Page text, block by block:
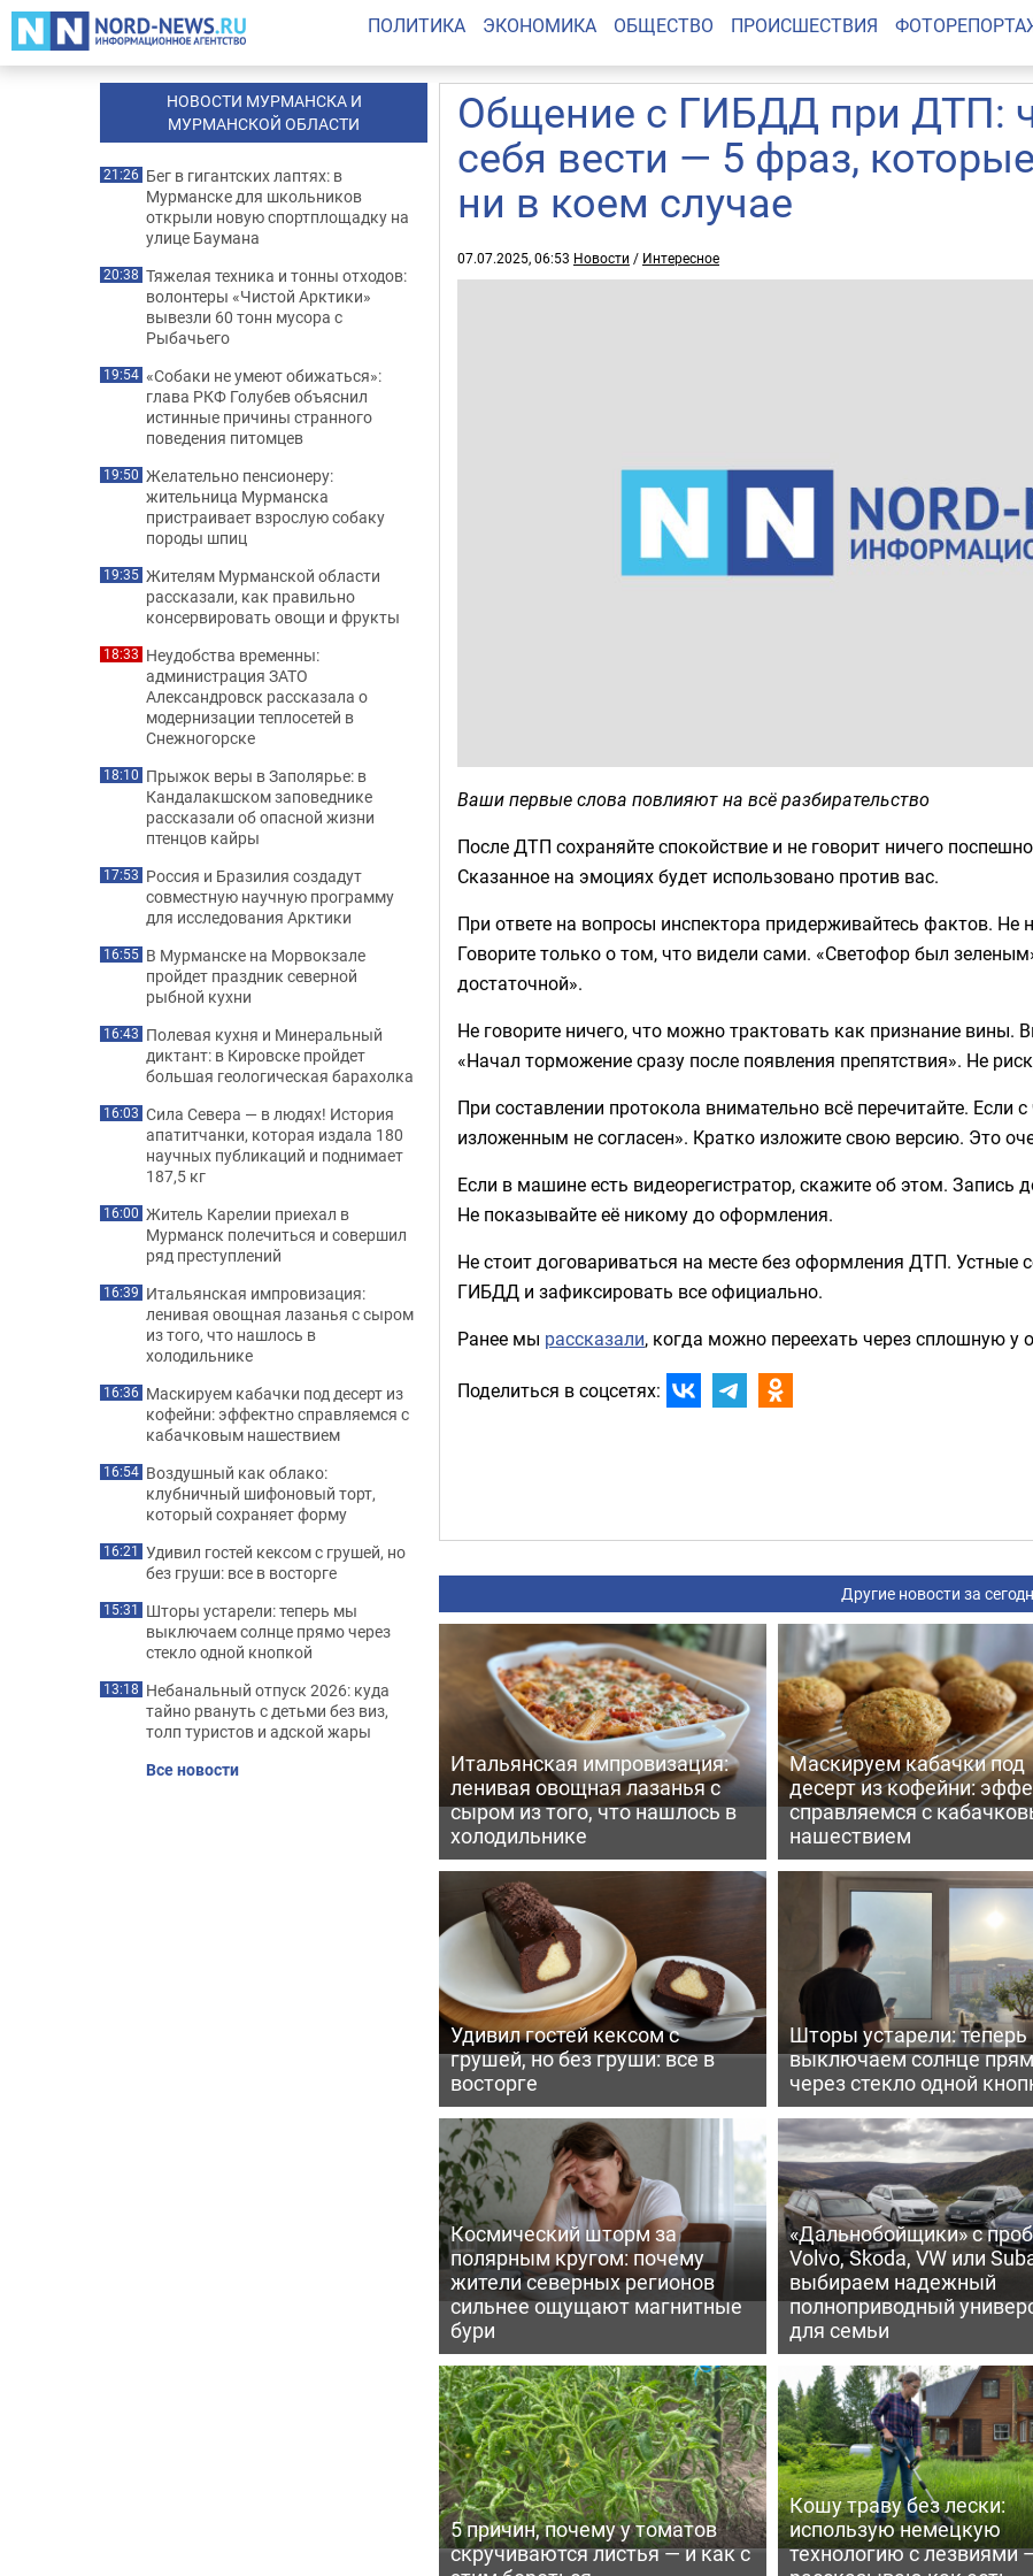
ПОЛИТИКА ЭКОНОМИКА ОБЩЕСТВО ПРОИСШЕСТВИЯ
Общение с ГИБДД при ДТП:
себя вести — 5 фраз,
ни в коем случае
07.07.2025, 06:53 Новости / Интересное
Ваши первые слова повлияют на всё разбирательство
После ДТП сохраняйте спокойствие и не говорит ничего
Сказанное на эмоциях будет использовано против вас.
При ответе на вопросы инспектора придерживайтесь фактов.
Говорите только о том, что видели сами. «Светофор был
достаточной».
Не говорите ничего, что можно трактовать как признание вины.
«Начал торможение сразу после появления препятствия». Не
При составлении протокола внимательно всё перечитайте. Если
изложенным не согласен». Кратко изложите свою версию. Это
Если в машине есть видеорегистратор, скажите об этом.
Не показывайте её никому до оформления.
Не стоит договариваться на месте без оформления ДТП.
ГИБДД и зафиксировать все официально.
Ранее мы рассказали, когда можно переехать через сплошную у
Поделиться в соцсетях:
Другие новости за
Итальянская импровизация:
ленивая овощная лазанья с
сыром из того, что нашлось в
холодильнике
Маскируем кабачки под
десерт из кофейни:
справляемся с
нашествием
Удивил гостей кексом с
грушей, но без груши: все в
восторге
Шторы устарели:
выключаем солнце
через стекло одной
Космический шторм за
полярным кругом: почему
жители северных регионов
сильнее ощущают магнитные
бури
«Дальнобойщики» с
Volvo, Skoda, VW или
выбираем надежный
полноприводный
для семьи
5 причин, почему у томатов
скручиваются листья — и как с
Кошу траву без лески:
использую немецкую
технологию с лезвиями
НОВОСТИ МУРМАНСКА И
МУРМАНСКОЙ ОБЛАСТИ
21:26 Бег в гигантских лаптях: в
Мурманске для школьников
открыли новую спортплощадку на
улице Баумана
20:38 Тяжелая техника и тонны отходов:
волонтеры «Чистой Арктики»
вывезли 60 тонн мусора с
Рыбачьего
19:54 «Собаки не умеют обижаться»:
глава РКФ Голубев объяснил
истинные причины странного
поведения питомцев
19:50 Желательно пенсионеру:
жительница Мурманска
пристраивает взрослую собаку
породы шпиц
19:35 Жителям Мурманской области
рассказали, как правильно
консервировать овощи и фрукты
18:33 Неудобства временны:
администрация ЗАТО
Александровск рассказала о
модернизации теплосетей в
Снежногорске
18:10 Прыжок веры в Заполярье: в
Кандалакшском заповеднике
рассказали об опасной жизни
птенцов кайры
17:53 Россия и Бразилия создадут
совместную научную программу
для исследования Арктики
16:55 В Мурманске на Морвокзале
пройдет праздник северной
рыбной кухни
16:43 Полевая кухня и Минеральный
диктант: в Кировске пройдет
большая геологическая барахолка
16:03 Сила Севера — в людях! История
апатитчанки, которая издала 180
научных публикаций и поднимает
187,5 кг
16:00 Житель Карелии приехал в
Мурманск полечиться и совершил
ряд преступлений
16:39 Итальянская импровизация:
ленивая овощная лазанья с сыром
из того, что нашлось в
холодильнике
16:36 Маскируем кабачки под десерт из
кофейни: эффектно справляемся с
кабачковым нашествием
16:54 Воздушный как облако:
клубничный шифоновый торт,
который сохраняет форму
16:21 Удивил гостей кексом с грушей, но
без груши: все в восторге
15:31 Шторы устарели: теперь мы
выключаем солнце прямо через
стекло одной кнопкой
13:18 Небанальный отпуск 2026: куда
тайно рвануть с детьми без виз,
толп туристов и адской жары
Все новости